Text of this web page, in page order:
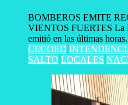
BOMBEROS EMITE
VIENTOS FUERTES La
emitió en las últimas
CECOED
SALTO LOCALES